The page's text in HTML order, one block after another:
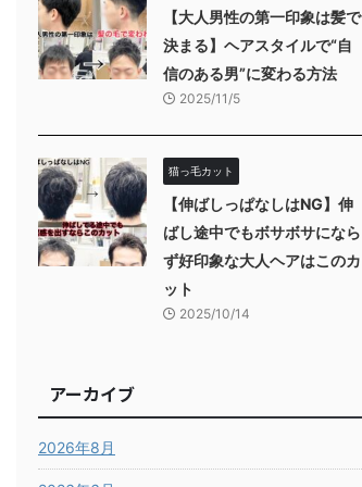
【大人男性の第一印象は髪で
決まる】ヘアスタイルで“自
信のある男”に変わる方法
2025/11/5
猫っ毛カット
【伸ばしっぱなしはNG】伸
ばし途中でもボサボサになら
ず好印象な大人ヘアはこのカ
ット
2025/10/14
アーカイブ
2026年8月